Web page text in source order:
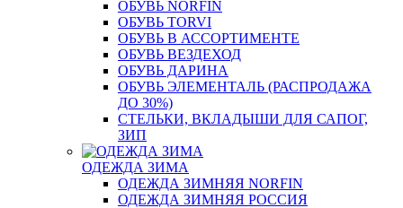
ОБУВЬ NORFIN
ОБУВЬ TORVI
ОБУВЬ В АССОРТИМЕНТЕ
ОБУВЬ ВЕЗДЕХОД
ОБУВЬ ДАРИНА
ОБУВЬ ЭЛЕМЕНТАЛЬ (РАСПРОДАЖА
ДО 30%)
СТЕЛЬКИ, ВКЛАДЫШИ ДЛЯ САПОГ,
ЗИП
ОДЕЖДА ЗИМА
ОДЕЖДА ЗИМНЯЯ NORFIN
ОДЕЖДА ЗИМНЯЯ РОССИЯ